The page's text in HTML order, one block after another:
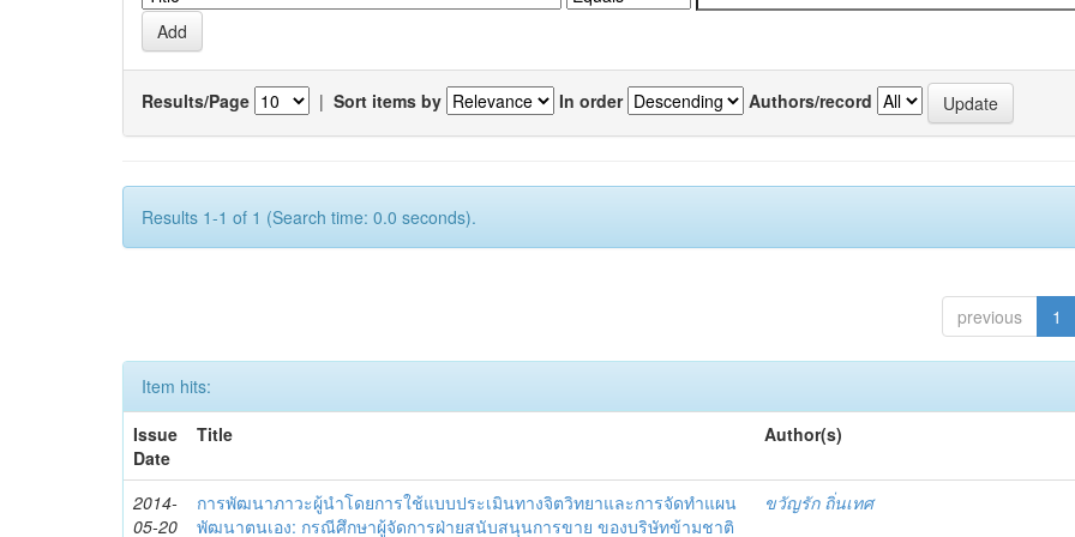
Results/Page | Sort items by In order Authors/record
Results 1-1 of 1 (Search time: 0.0 seconds).
previous 1
Item hits:
Issue
Date
Title Author(s)
2014-
05-20
การพัฒนาภาวะผู้นำโดยการใช้แบบประเมินทางจิตวิทยาและการจัดทำแผน
พัฒนาตนเอง: กรณีศึกษาผู้จัดการฝ่ายสนับสนุนการขาย ของบริษัทข้ามชาติ
ขวัญรัก ถิ่นเทศ